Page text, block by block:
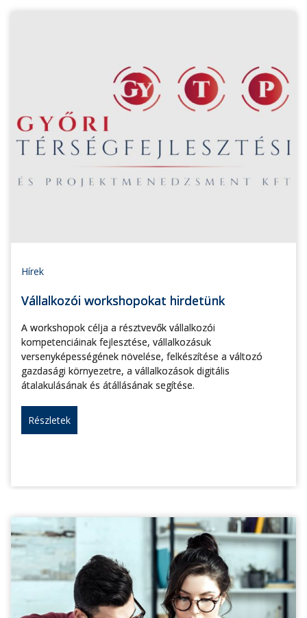
Hírek
Vállalkozói workshopokat hirdetünk
A workshopok célja a résztvevők vállalkozói
kompetenciáinak fejlesztése, vállalkozásuk
versenyképességének növelése, felkészítése a változó
gazdasági környezetre, a vállalkozások digitális
átalakulásának és átállásának segítése.
Részletek